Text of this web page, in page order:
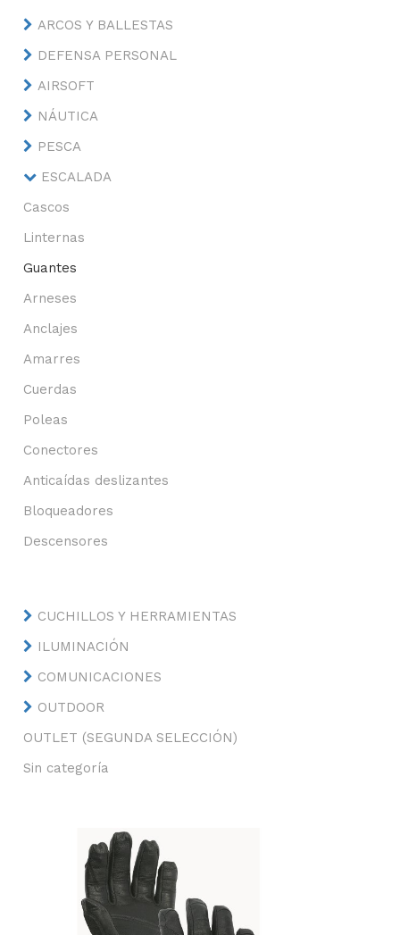
ARCOS Y BALLESTAS
DEFENSA PERSONAL
AIRSOFT
NÁUTICA
PESCA
ESCALADA
Cascos
Linternas
Guantes
Arneses
Anclajes
Amarres
Cuerdas
Poleas
Conectores
Anticaídas deslizantes
Bloqueadores
Descensores
CUCHILLOS Y HERRAMIENTAS
ILUMINACIÓN
COMUNICACIONES
OUTDOOR
OUTLET (SEGUNDA SELECCIÓN)
Sin categoría